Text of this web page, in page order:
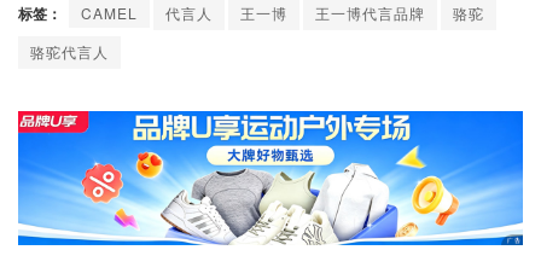
标签： CAMEL 代言人 王一博 王一博代言品牌
骆驼
骆驼代言人